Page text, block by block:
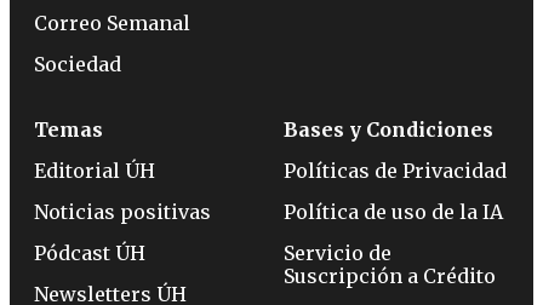
Correo Semanal
Sociedad
Temas
Editorial ÚH
Noticias positivas
Pódcast ÚH
Newsletters ÚH
Bases y Condiciones
Políticas de Privacidad
Política de uso de la IA
Servicio de
Suscripción a Crédito